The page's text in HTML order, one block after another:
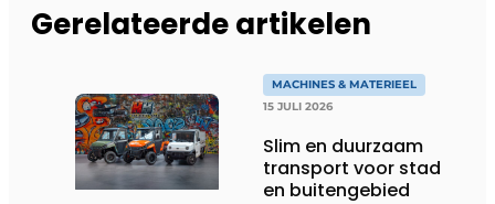
Gerelateerde artikelen
MACHINES & MATERIEEL
15 JULI 2026
Slim en duurzaam
transport voor stad
en buitengebied